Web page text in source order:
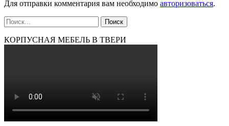
Для отправки комментария вам необходимо авторизоваться.
КОРПУСНАЯ МЕБЕЛЬ В ТВЕРИ